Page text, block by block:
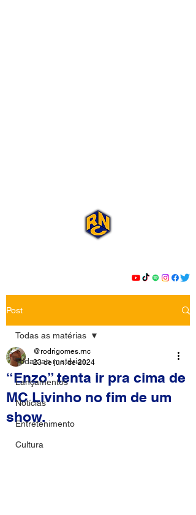
Post
Todas as matérias
Lançamentos
Notícias
Entretenimento
Cultura
Todas as matérias
“Enzo” tenta ir pra cima de
MC Livinho no fim de um
show.
@rodrigomes.rnc
23 de jun. de 2024